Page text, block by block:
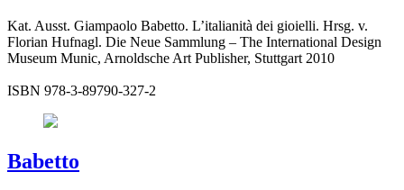
Kat. Ausst. Giampaolo Babetto. L’italianità dei gioielli. Hrsg. v.
Florian Hufnagl. Die Neue Sammlung – The International Design
Museum Munic, Arnoldsche Art Publisher, Stuttgart 2010
ISBN 978-3-89790-327-2
Babetto